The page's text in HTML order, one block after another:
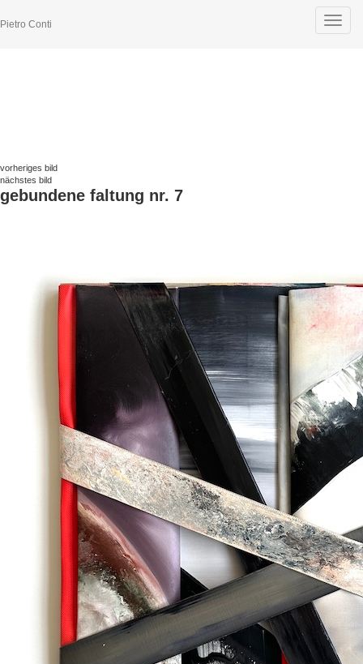
Toggle
Pietro Conti
vorheriges bild
nächstes bild
gebundene faltung nr. 7